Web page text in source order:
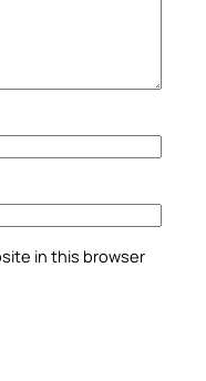
in this browser